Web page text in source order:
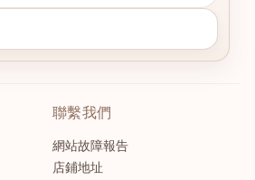
聯繫我們
網站故障報告
店鋪地址